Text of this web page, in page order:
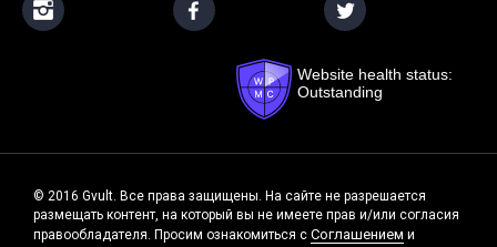
Website health status:
Outstanding
© 2016 Gvult. Все права защищены. На сайте не разрешается
размещать контент, на который вы не имеете прав и/или согласия
правообладателя. Просим ознакомиться с Соглашением и